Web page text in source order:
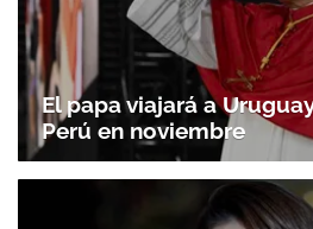
El papa viajará a
Perú en noviembre